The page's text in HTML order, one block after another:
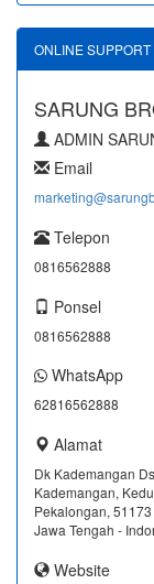
ONLINE
SARUNG
ADMIN
Email
Telepon
0816562888
Ponsel
0816562888
WhatsApp
62816562888
Alamat
Dk Kademangan
Kademangan,
Pekalongan, 51173
Jawa Tengah -
Website